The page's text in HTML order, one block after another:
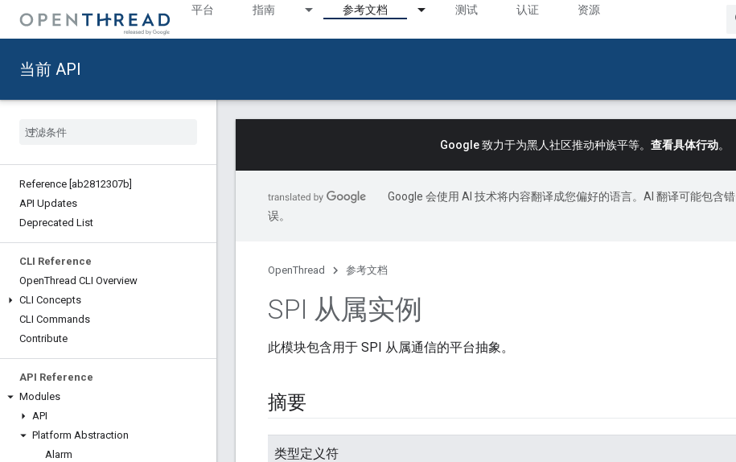
平台 指南 参考文档 测试 认证 资源
当前 API
Reference [ab2812307b]
API Updates
Deprecated List
CLI Reference
OpenThread CLI Overview
CLI Concepts
CLI Commands
Contribute
API Reference
Modules
API
Platform Abstraction
Alarm
Google 致力于为黑人社区推动种族平等。 查看具体行动。
Google 会使用 AI 技术将内容翻译成您偏好的语言。AI 翻译可能包含错
误。
OpenThread 参考文档
SPI 从属实例
此模块包含用于 SPI 从属通信的平台抽象。
摘要
类型定义符